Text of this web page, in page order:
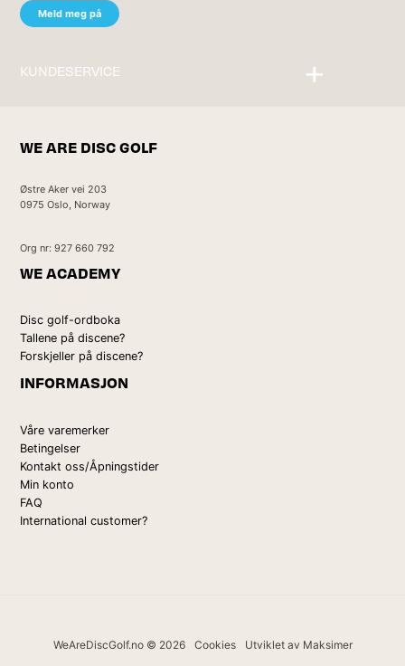
KUNDESERVICE
WE ARE DISC GOLF
Østre Aker vei 203
0975 Oslo, Norway
Org nr: 927 660 792
WE ACADEMY
Disc golf-ordboka
Tallene på discene?
Forskjeller på discene?
INFORMASJON
Våre varemerker
Betingelser
Kontakt oss/Åpningstider
Min konto
FAQ
International customer?
WeAreDiscGolf.no © 2026 Cookies Utviklet av Maksimer